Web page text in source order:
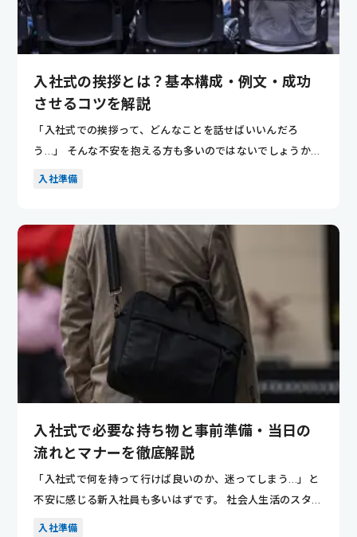
入社式の挨拶とは？基本構成・例文・成功
させるコツを解説
「入社式での挨拶って、どんなことを話せばいいんだろ
う…」 そんな不安を抱える方も多いのではないでしょうか。
入社式は社会人...
入社準備
入社式で必要な持ち物と事前準備・当日の
流れとマナーを徹底解説
「入社式で何を持って行けば良いのか、迷ってしまう…」と
不安に感じる新入社員も多いはずです。 社会人生活のスター
トをスムー...
入社準備